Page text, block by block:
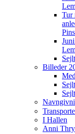
Tur
Billeder
I Hallen
Anni